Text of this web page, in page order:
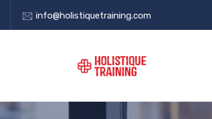
info@holistiquetraining.com